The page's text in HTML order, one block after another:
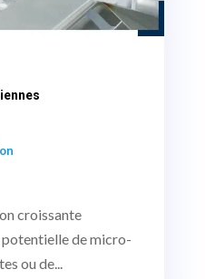
croissante
de micro-
ou de...